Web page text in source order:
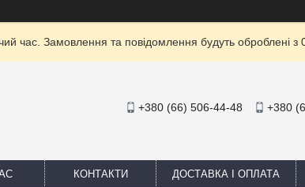
час. Замовлення та повідомлення будуть оброблені з
+380 (66) 506-44-48 +380
КОНТАКТИ ДОСТАВКА І ОПЛАТА